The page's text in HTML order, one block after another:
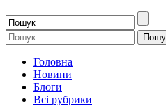
Головна
Новини
Блоги
Всі рубрики